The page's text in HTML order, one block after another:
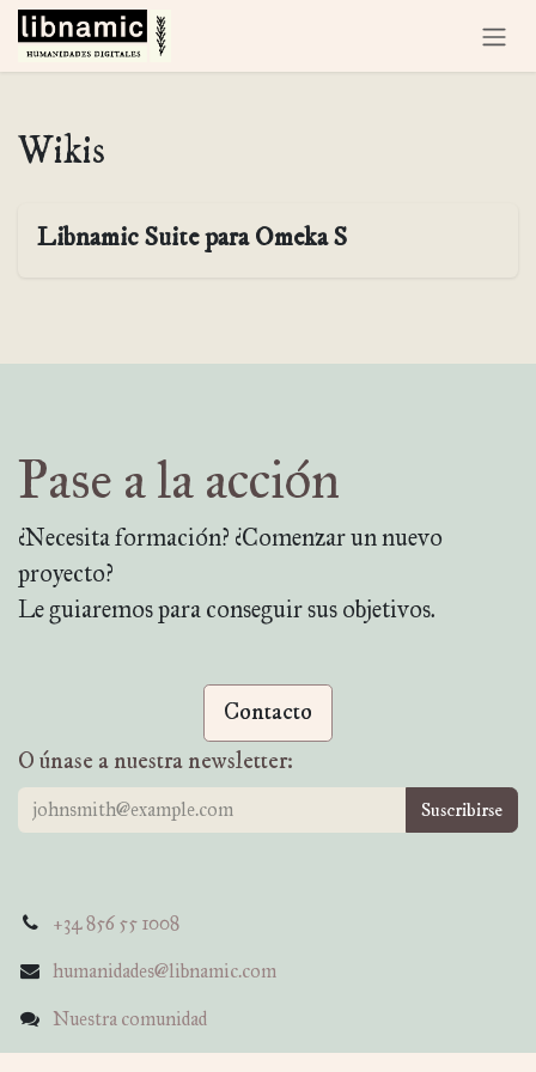
Ir al contenido
Wikis
Libnamic Suite para Omeka S
Pase a la acción
¿Necesita formación? ¿Comenzar un nuevo
proyecto?
Le guiaremos para conseguir sus objetivos.
Contacto
O únase a nuestra newsletter:
Suscribirse
+34 856 55 1008
humanidades@libnamic.com
Nuestra comunidad